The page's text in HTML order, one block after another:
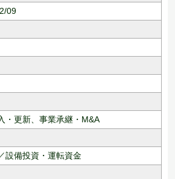
09
・更新、 事業承継・M&A
設備投資・運転資金